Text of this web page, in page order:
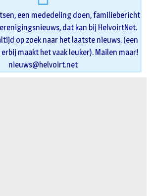
een mededeling doen, familiebericht
dat kan bij HelvoirtNet.
op zoek naar het laatste nieuws. (een
maakt het vaak leuker). Mailen maar!
nieuws@helvoirt.net